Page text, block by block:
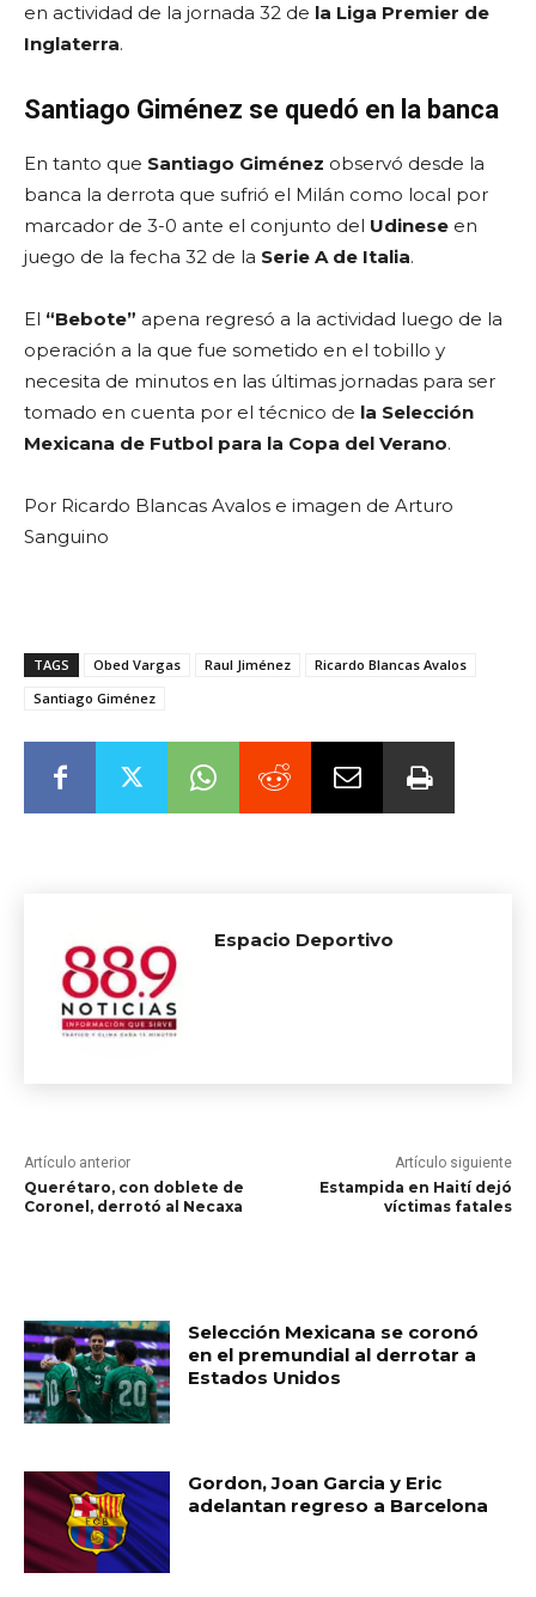
en actividad de la jornada 32 de la Liga Premier de
Inglaterra.
Santiago Giménez se quedó en la banca
En tanto que Santiago Giménez observó desde la
banca la derrota que sufrió el Milán como local por
marcador de 3-0 ante el conjunto del Udinese en
juego de la fecha 32 de la Serie A de Italia.
El “Bebote” apena regresó a la actividad luego de la
operación a la que fue sometido en el tobillo y
necesita de minutos en las últimas jornadas para ser
tomado en cuenta por el técnico de la Selección
Mexicana de Futbol para la Copa del Verano.
Por Ricardo Blancas Avalos e imagen de Arturo
Sanguino
TAGS Obed Vargas Raul Jiménez
Ricardo Blancas Avalos
Santiago Giménez
Espacio Deportivo
Artículo anterior
Querétaro, con doblete de
Coronel, derrotó al Necaxa
Artículo siguiente
Estampida en Haití dejó
víctimas fatales
Selección Mexicana se coronó
en el premundial al derrotar a
Estados Unidos
Gordon, Joan Garcia y Eric
adelantan regreso a Barcelona